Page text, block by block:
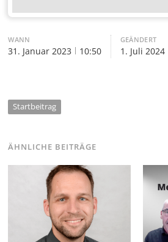
WANN
31. Januar 2023 10:50
GEÄNDERT
1. Juli 2024
Startbeitrag
ÄHNLICHE BEITRÄGE